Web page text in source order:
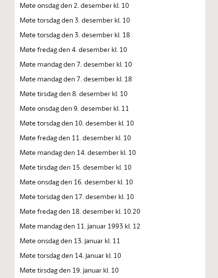
Møte onsdag den 2. desember kl. 10
Møte torsdag den 3. desember kl. 10
Møte torsdag den 3. desember kl. 18
Møte fredag den 4. desember kl. 10
Møte mandag den 7. desember kl. 10
Møte mandag den 7. desember kl. 18
Møte tirsdag den 8. desember kl. 10
Møte onsdag den 9. desember kl. 11
Møte torsdag den 10. desember kl. 10
Møte fredag den 11. desember kl. 10
Møte mandag den 14. desember kl. 10
Møte tirsdag den 15. desember kl. 10
Møte onsdag den 16. desember kl. 10
Møte torsdag den 17. desember kl. 10
Møte fredag den 18. desember kl. 10.20
Møte mandag den 11. januar 1993 kl. 12
Møte onsdag den 13. januar kl. 11
Møte torsdag den 14. januar kl. 10
Møte tirsdag den 19. januar kl. 10